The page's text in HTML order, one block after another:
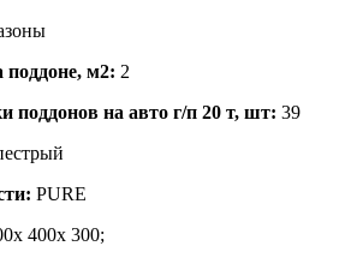
поддоне, м2: 2
поддонов на авто г/п 20 т, шт: 39
PURE
400x 300;